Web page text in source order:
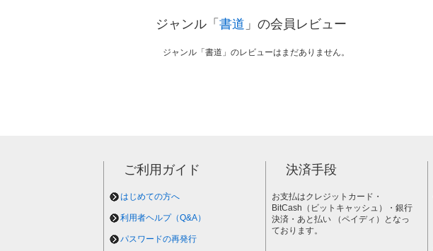
ジャンル「 書道 」の会員レビュー
ジャンル「書道」のレビューはまだありません。
ご利用ガイド
はじめての方へ
利用者ヘルプ（Q&A）
パスワードの再発行
決済手段
お支払はクレジットカード・
BitCash（ビットキャッシュ）・銀行
決済・あと払い （ペイディ）となっ
ております。